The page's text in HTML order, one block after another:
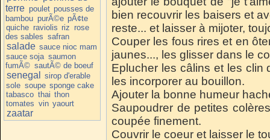
terre poulet pousses de
bambou purÃ©e pÃ¢te
quiche raviolis riz rose
des sables safran
salade sauce nioc mam
sauce soja saumon
fumÃ© sautÃ© de boeuf
senegal
sirop d'erable
sole soupe sponge cake
tabasco thai thon
tomates vin yaourt
zaatar
bien recouvrir les baisers et
reste... et laisser à mijoter,
Couper les fous rires et en
jaunes..., les glisser dans le
Eplucher les câlins et les clin
les incorporer au bouillon.
Ajouter la bonne humeur
Saupoudrer de petites
coupée finement.
Couvrir le coeur et laisser le